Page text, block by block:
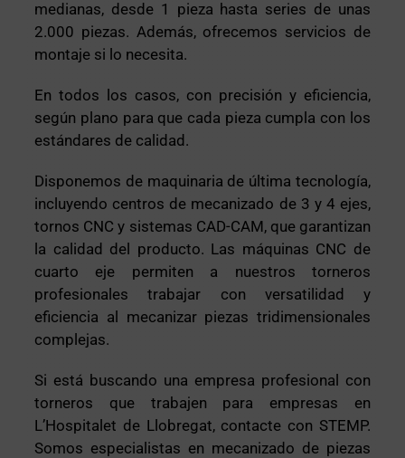
medianas, desde 1 pieza hasta series de unas
2.000 piezas. Además, ofrecemos servicios de
montaje si lo necesita.
En todos los casos, con precisión y eficiencia,
según plano para que cada pieza cumpla con los
estándares de calidad.
Disponemos de maquinaria de última tecnología,
incluyendo centros de mecanizado de 3 y 4 ejes,
tornos CNC y sistemas CAD-CAM, que garantizan
la calidad del producto. Las máquinas CNC de
cuarto eje permiten a nuestros torneros
profesionales trabajar con versatilidad y
eficiencia al mecanizar piezas tridimensionales
complejas.
Si está buscando una empresa profesional con
torneros que trabajen para empresas en
L’Hospitalet de Llobregat, contacte con STEMP.
Somos especialistas en mecanizado de piezas